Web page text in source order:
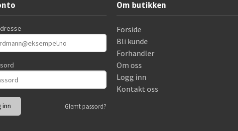
Glemt passord?
Om butikken
Forside
Bli kunde
Forhandler
Om oss
Logg inn
Kontakt oss